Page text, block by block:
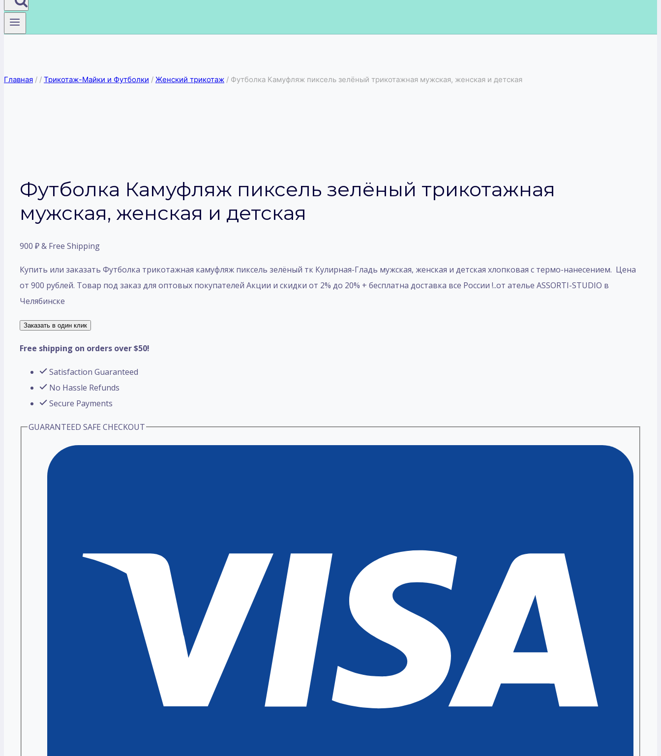
Главная / / Трикотаж-Майки и Футболки / Женский трикотаж / Футболка Камуфляж пиксель зелёный трикотажная мужская, женская и детская
Футболка Камуфляж пиксель зелёный трикотажная
мужская, женская и детская
900 ₽& Free Shipping
Купить или заказать Футболка трикотажная камуфляж пиксель зелёный тк Кулирная-Гладь мужская, женская и детская хлопковая с термо-нанесением. Цена
от 900 рублей. Товар под заказ для оптовых покупателей Акции и скидки от 2% до 20% + бесплатна доставка все России !..от ателье ASSORTI-STUDIO в
Челябинске
Заказать в один клик
Free shipping on orders over $50!
Satisfaction Guaranteed
No Hassle Refunds
Secure Payments
GUARANTEED SAFE CHECKOUT